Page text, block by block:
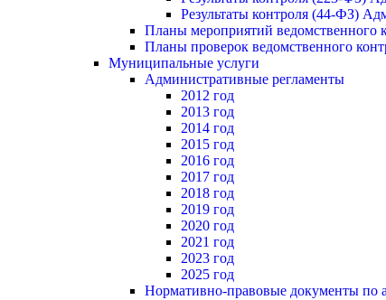
Результаты контроля (44-ФЗ)
Планы мероприятий ведомственного
Планы проверок ведомственного
Муниципальные услуги
Административные регламенты
2012 год
2013 год
2014 год
2015 год
2016 год
2017 год
2018 год
2019 год
2020 год
2021 год
2023 год
2025 год
Нормативно-правовые документы по